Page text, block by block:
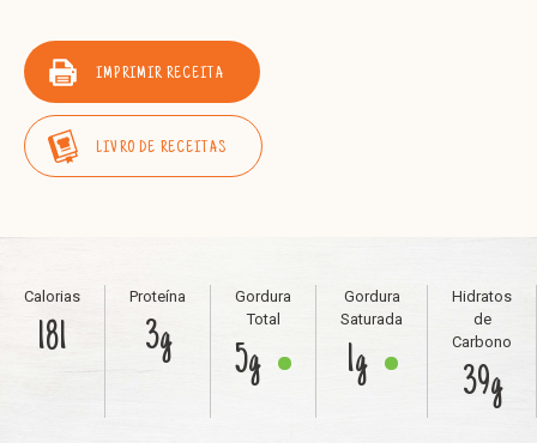
IMPRIMIR RECEITA
LIVRO DE RECEITAS
Calorias
181
Proteína
3g
Gordura
Total
5g
Gordura
Saturada
1g
Hidratos
de
Carbono
39g